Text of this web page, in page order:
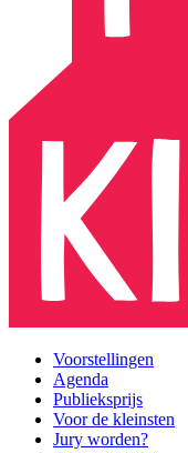
Voorstellingen
Agenda
Publieksprijs
Voor de kleinsten
Jury worden?